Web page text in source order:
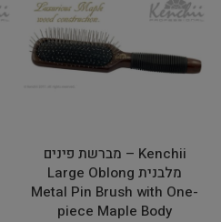
Kenchii – מברשת פינים
מלבנית Large Oblong
Metal Pin Brush with One-
piece Maple Body